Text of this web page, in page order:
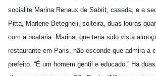
socialite Marina Renaux de Sabrit, casada, e a
Pitta, Marlene Betegheli, solteira, duas louras
com a boataria. Marina, que teria sido vista
restaurante em Paris, não esconde que admira a
prefeito. “É um homem gentil e educado.” Há